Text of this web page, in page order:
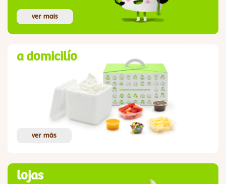
ver mais
a domicilío
ver más
lojas